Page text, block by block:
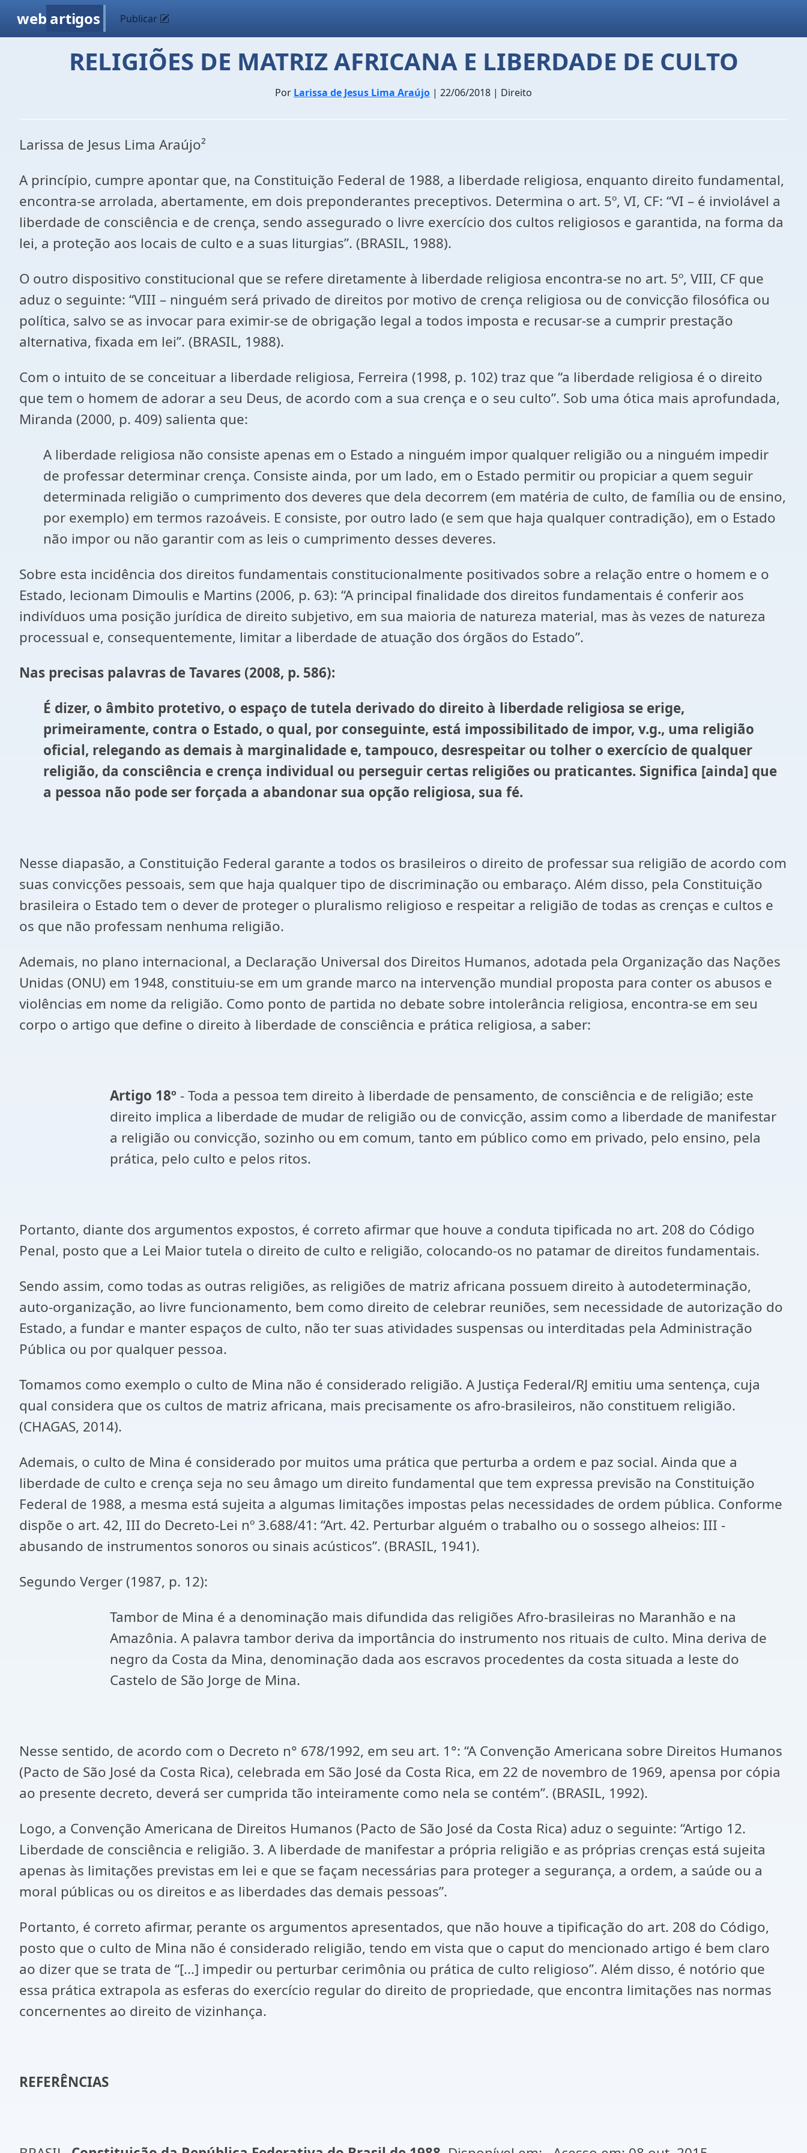
web artigos Publicar
RELIGIÕES DE MATRIZ AFRICANA E LIBERDADE DE CULTO
Por Larissa de Jesus Lima Araújo | 22/06/2018 | Direito
Larissa de Jesus Lima Araújo²
A princípio, cumpre apontar que, na Constituição Federal de 1988, a liberdade religiosa, enquanto direito fundamental,
encontra-se arrolada, abertamente, em dois preponderantes preceptivos. Determina o art. 5º, VI, CF: “VI – é inviolável a
liberdade de consciência e de crença, sendo assegurado o livre exercício dos cultos religiosos e garantida, na forma da
lei, a proteção aos locais de culto e a suas liturgias”. (BRASIL, 1988).
O outro dispositivo constitucional que se refere diretamente à liberdade religiosa encontra-se no art. 5º, VIII, CF que
aduz o seguinte: “VIII – ninguém será privado de direitos por motivo de crença religiosa ou de convicção filosófica ou
política, salvo se as invocar para eximir-se de obrigação legal a todos imposta e recusar-se a cumprir prestação
alternativa, fixada em lei”. (BRASIL, 1988).
Com o intuito de se conceituar a liberdade religiosa, Ferreira (1998, p. 102) traz que “a liberdade religiosa é o direito
que tem o homem de adorar a seu Deus, de acordo com a sua crença e o seu culto”. Sob uma ótica mais aprofundada,
Miranda (2000, p. 409) salienta que:
A liberdade religiosa não consiste apenas em o Estado a ninguém impor qualquer religião ou a ninguém impedir
de professar determinar crença. Consiste ainda, por um lado, em o Estado permitir ou propiciar a quem seguir
determinada religião o cumprimento dos deveres que dela decorrem (em matéria de culto, de família ou de ensino,
por exemplo) em termos razoáveis. E consiste, por outro lado (e sem que haja qualquer contradição), em o Estado
não impor ou não garantir com as leis o cumprimento desses deveres.
Sobre esta incidência dos direitos fundamentais constitucionalmente positivados sobre a relação entre o homem e o
Estado, lecionam Dimoulis e Martins (2006, p. 63): “A principal finalidade dos direitos fundamentais é conferir aos
indivíduos uma posição jurídica de direito subjetivo, em sua maioria de natureza material, mas às vezes de natureza
processual e, consequentemente, limitar a liberdade de atuação dos órgãos do Estado”.
Nas precisas palavras de Tavares (2008, p. 586):
É dizer, o âmbito protetivo, o espaço de tutela derivado do direito à liberdade religiosa se erige,
primeiramente, contra o Estado, o qual, por conseguinte, está impossibilitado de impor, v.g., uma religião
oficial, relegando as demais à marginalidade e, tampouco, desrespeitar ou tolher o exercício de qualquer
religião, da consciência e crença individual ou perseguir certas religiões ou praticantes. Significa [ainda] que
a pessoa não pode ser forçada a abandonar sua opção religiosa, sua fé.
Nesse diapasão, a Constituição Federal garante a todos os brasileiros o direito de professar sua religião de acordo com
suas convicções pessoais, sem que haja qualquer tipo de discriminação ou embaraço. Além disso, pela Constituição
brasileira o Estado tem o dever de proteger o pluralismo religioso e respeitar a religião de todas as crenças e cultos e
os que não professam nenhuma religião.
Ademais, no plano internacional, a Declaração Universal dos Direitos Humanos, adotada pela Organização das Nações
Unidas (ONU) em 1948, constituiu-se em um grande marco na intervenção mundial proposta para conter os abusos e
violências em nome da religião. Como ponto de partida no debate sobre intolerância religiosa, encontra-se em seu
corpo o artigo que define o direito à liberdade de consciência e prática religiosa, a saber:
Artigo 18º - Toda a pessoa tem direito à liberdade de pensamento, de consciência e de religião; este
direito implica a liberdade de mudar de religião ou de convicção, assim como a liberdade de manifestar
a religião ou convicção, sozinho ou em comum, tanto em público como em privado, pelo ensino, pela
prática, pelo culto e pelos ritos.
Portanto, diante dos argumentos expostos, é correto afirmar que houve a conduta tipificada no art. 208 do Código
Penal, posto que a Lei Maior tutela o direito de culto e religião, colocando-os no patamar de direitos fundamentais.
Sendo assim, como todas as outras religiões, as religiões de matriz africana possuem direito à autodeterminação,
auto-organização, ao livre funcionamento, bem como direito de celebrar reuniões, sem necessidade de autorização do
Estado, a fundar e manter espaços de culto, não ter suas atividades suspensas ou interditadas pela Administração
Pública ou por qualquer pessoa.
Tomamos como exemplo o culto de Mina não é considerado religião. A Justiça Federal/RJ emitiu uma sentença, cuja
qual considera que os cultos de matriz africana, mais precisamente os afro-brasileiros, não constituem religião.
(CHAGAS, 2014).
Ademais, o culto de Mina é considerado por muitos uma prática que perturba a ordem e paz social. Ainda que a
liberdade de culto e crença seja no seu âmago um direito fundamental que tem expressa previsão na Constituição
Federal de 1988, a mesma está sujeita a algumas limitações impostas pelas necessidades de ordem pública. Conforme
dispõe o art. 42, III do Decreto-Lei nº 3.688/41: “Art. 42. Perturbar alguém o trabalho ou o sossego alheios: III -
abusando de instrumentos sonoros ou sinais acústicos”. (BRASIL, 1941).
Segundo Verger (1987, p. 12):
Tambor de Mina é a denominação mais difundida das religiões Afro-brasileiras no Maranhão e na
Amazônia. A palavra tambor deriva da importância do instrumento nos rituais de culto. Mina deriva de
negro da Costa da Mina, denominação dada aos escravos procedentes da costa situada a leste do
Castelo de São Jorge de Mina.
Nesse sentido, de acordo com o Decreto n° 678/1992, em seu art. 1°: “A Convenção Americana sobre Direitos Humanos
(Pacto de São José da Costa Rica), celebrada em São José da Costa Rica, em 22 de novembro de 1969, apensa por cópia
ao presente decreto, deverá ser cumprida tão inteiramente como nela se contém”. (BRASIL, 1992).
Logo, a Convenção Americana de Direitos Humanos (Pacto de São José da Costa Rica) aduz o seguinte: “Artigo 12.
Liberdade de consciência e religião. 3. A liberdade de manifestar a própria religião e as próprias crenças está sujeita
apenas às limitações previstas em lei e que se façam necessárias para proteger a segurança, a ordem, a saúde ou a
moral públicas ou os direitos e as liberdades das demais pessoas”.
Portanto, é correto afirmar, perante os argumentos apresentados, que não houve a tipificação do art. 208 do Código,
posto que o culto de Mina não é considerado religião, tendo em vista que o caput do mencionado artigo é bem claro
ao dizer que se trata de “[...] impedir ou perturbar cerimônia ou prática de culto religioso”. Além disso, é notório que
essa prática extrapola as esferas do exercício regular do direito de propriedade, que encontra limitações nas normas
concernentes ao direito de vizinhança.
REFERÊNCIAS